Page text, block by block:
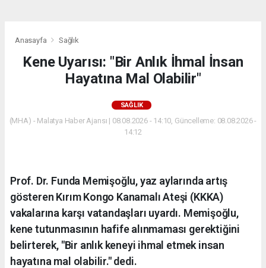
Anasayfa Sağlık
Kene Uyarısı: "Bir Anlık İhmal İnsan
Hayatına Mal Olabilir"
SAĞLIK
(MHA) - Malatya Haber Ajansı | 08.08.2026 - 14:10, Güncelleme: 08.08.2026 -
14:12
Prof. Dr. Funda Memişoğlu, yaz aylarında artış
gösteren Kırım Kongo Kanamalı Ateşi (KKKA)
vakalarına karşı vatandaşları uyardı. Memişoğlu,
kene tutunmasının hafife alınmaması gerektiğini
belirterek, "Bir anlık keneyi ihmal etmek insan
hayatına mal olabilir." dedi.